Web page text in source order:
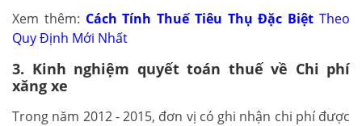
Xem thêm: Cách Tính Thuế Tiêu Thụ Đặc Biệt Theo
Quy Định Mới Nhất
3. Kinh nghiệm quyết toán thuế về Chi phí
xăng xe
Trong năm 2012 - 2015, đơn vị có ghi nhận chi phí được